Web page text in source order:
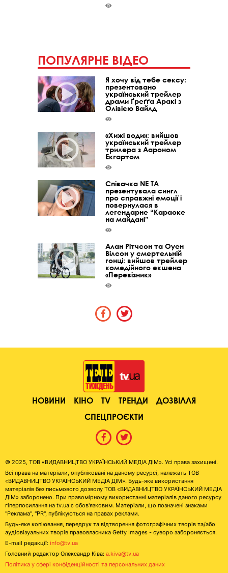
ПОПУЛЯРНЕ ВІДЕО
Я хочу від тебе сексу:
презентовано
український трейлер
драми Ґреґґа Аракі з
Олівією Вайлд
«Хижі води»: вийшов
український трейлер
трилера з Аароном
Екгартом
Співачка NE TA
презентувала сингл
про справжні емоції і
повернулася в
легендарне “Караоке
на майдані”
Алан Рітчсон та Оуен
Вілсон у смертельній
гонці: вийшов трейлер
комедійного екшена
«Перевізник»
НОВИНИ КІНО TV ТРЕНДИ
ДОЗВІЛЛЯ
СПЕЦПРОЄКТИ
© 2025, ТОВ «ВИДАВНИЦТВО УКРАЇНСЬКИЙ МЕДІА ДІМ». Усі права захищені.
Всі права на матеріали, опубліковані на даному ресурсі, належать ТОВ
«ВИДАВНИЦТВО УКРАЇНСЬКИЙ МЕДІА ДІМ». Будь-яке використання
матеріалів без письмового дозволу ТОВ «ВИДАВНИЦТВО УКРАЇНСЬКИЙ МЕДІА
ДІМ» заборонено. При правомірному використанні матеріалів даного ресурсу
гіперпосилання на tv.ua є обов'язковим. Матеріали, що позначені знаками
"Реклама", "PR", публікуються на правах реклами.
Будь-яке копіювання, передрук та відтворення фотографічних творів та/або
аудіовізуальних творів правовласника Getty Images - суворо забороняється.
E-mail редакції: info@tv.ua
Головний редактор Олександр Ківа: a.kiva@tv.ua
Політика у сфері конфіденційності та персональних даних